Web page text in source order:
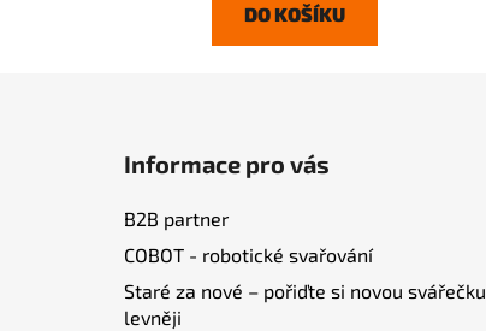
DO KOŠÍKU
Informace pro vás
B2B partner
COBOT - robotické svařování
Staré za nové – pořiďte si novou svářečku
levněji